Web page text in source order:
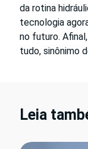
da rotina
tecnologia
no futuro.
tudo, sinônimo
Leia